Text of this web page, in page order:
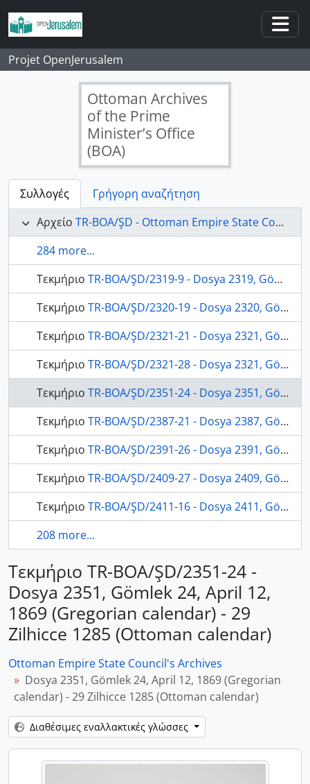
Skip to main content
Projet OpenJerusalem
Ottoman Archives
of the Prime
Minister’s Office
(BOA)
Συλλογές
Γρήγορη αναζήτηση
Αρχείο TR-BOA/ŞD - Ottoman Empire State Council's Archives
284 more...
Τεκμήριο TR-BOA/ŞD/2319-9 - Dosya 2319, Gömlek 9, April 25, 1914 (Gregorian calendar) - 29 Cemaziyelevvel 1332 (Ottoman calendar)
Τεκμήριο TR-BOA/ŞD/2320-19 - Dosya 2320, Gömlek 19, June 17, 1915 (Gregorian calendar) - 4 Şaban 1333 (Ottoman calendar)
Τεκμήριο TR-BOA/ŞD/2321-21 - Dosya 2321, Gömlek 21, December 20, 1916 (Gregorian calendar) - 24 Safer 1335 (Ottoman calendar)
Τεκμήριο TR-BOA/ŞD/2321-28 - Dosya 2321, Gömlek 28, January 22, 1917 (Gregorian calendar) - 28 Rebinlevvel 1335 (Ottoman calendar)
Τεκμήριο TR-BOA/ŞD/2351-24 - Dosya 2351, Gömlek 24, April 12, 1869 (Gregorian calendar) - 29 Zilhicce 1285 (Ottoman calendar)
Τεκμήριο TR-BOA/ŞD/2387-21 - Dosya 2387, Gömlek 21, November 20, 1922 (Gregorian calendar) - 30 Rebinlevvel 1341 (Ottoman calendar)
Τεκμήριο TR-BOA/ŞD/2391-26 - Dosya 2391, Gömlek 26, November 23, 1869 (Gregorian calendar) - 18 Şaban 1286 (Ottoman calendar)
Τεκμήριο TR-BOA/ŞD/2409-27 - Dosya 2409, Gömlek 27, May 29, 1875 (Gregorian calendar) - 23 Rebinlahir 1292 (Ottoman calendar)
Τεκμήριο TR-BOA/ŞD/2411-16 - Dosya 2411, Gömlek 16, January 24, 1876 (Gregorian calendar) - 27 Zilhicce 1292 (Ottoman calendar)
208 more...
Τεκμήριο TR-BOA/ŞD/2351-24 -
Dosya 2351, Gömlek 24, April 12,
1869 (Gregorian calendar) - 29
Zilhicce 1285 (Ottoman calendar)
Ottoman Empire State Council's Archives
Dosya 2351, Gömlek 24, April 12, 1869 (Gregorian
calendar) - 29 Zilhicce 1285 (Ottoman calendar)
Διαθέσιμες εναλλακτικές γλώσσες